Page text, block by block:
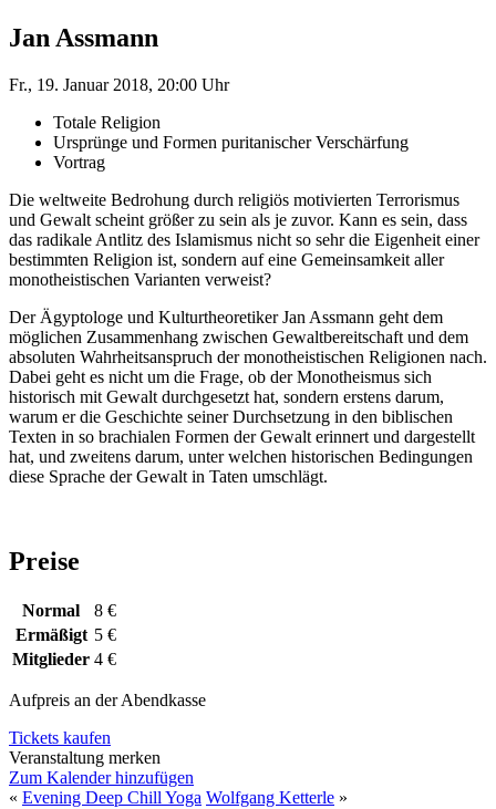
Jan Assmann
Fr., 19. Januar 2018, 20:00 Uhr
Totale Religion
Ursprünge und Formen puritanischer Verschärfung
Vortrag
Die weltweite Bedrohung durch religiös motivierten Terrorismus
und Gewalt scheint größer zu sein als je zuvor. Kann es sein, dass
das radikale Antlitz des Islamismus nicht so sehr die Eigenheit einer
bestimmten Religion ist, sondern auf eine Gemeinsamkeit aller
monotheistischen Varianten verweist?
Der Ägyptologe und Kulturtheoretiker Jan Assmann geht dem
möglichen Zusammenhang zwischen Gewaltbereitschaft und dem
absoluten Wahrheitsanspruch der monotheistischen Religionen nach.
Dabei geht es nicht um die Frage, ob der Monotheismus sich
historisch mit Gewalt durchgesetzt hat, sondern erstens darum,
warum er die Geschichte seiner Durchsetzung in den biblischen
Texten in so brachialen Formen der Gewalt erinnert und dargestellt
hat, und zweitens darum, unter welchen historischen Bedingungen
diese Sprache der Gewalt in Taten umschlägt.
Preise
Normal
8 €
Ermäßigt 5 €
Mitglieder 4 €
Aufpreis an der Abendkasse
Tickets kaufen
Veranstaltung merken
Zum Kalender hinzufügen
« Evening Deep Chill Yoga Wolfgang Ketterle »